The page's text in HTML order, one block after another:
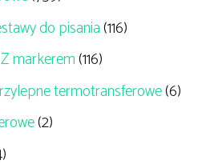
do pisania(116)
Z markerem(116)
termotransferowe(6)
(2)